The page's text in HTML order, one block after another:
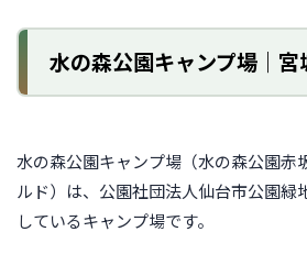
水の森公園キャンプ場｜
水の森公園キャンプ場（水の森公園赤
ルド）は、公園社団法人仙台市公園緑
しているキャンプ場です。